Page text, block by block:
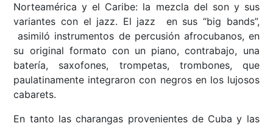
Norteamérica y el Caribe: la mezcla del son y sus
variantes con el jazz. El jazz en sus “big bands”,
asimiló instrumentos de percusión afrocubanos, en
su original formato con un piano, contrabajo, una
batería, saxofones, trompetas, trombones, que
paulatinamente integraron con negros en los lujosos
cabarets.
En tanto las charangas provenientes de Cuba y las